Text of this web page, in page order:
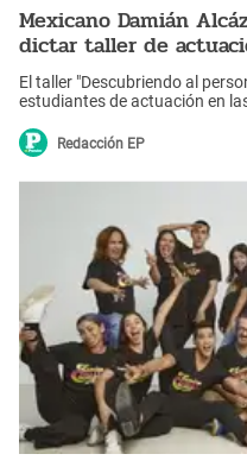
Mexicano Damián
dictar taller de
El taller "Descubriendo al
estudiantes de actuación en
Redacción EP